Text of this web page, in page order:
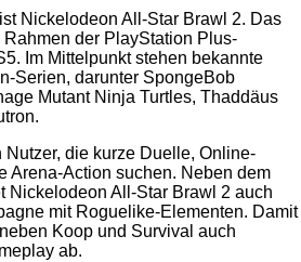
Nickelodeon All-Star Brawl 2. Das
der PlayStation Plus-
Im Mittelpunkt stehen bekannte
Serien, darunter SpongeBob
Mutant Ninja Turtles, Thaddäus
die kurze Duelle, Online-
Arena-Action suchen. Neben dem
Nickelodeon All-Star Brawl 2 auch
mit Roguelike-Elementen. Damit
Koop und Survival auch
ab.